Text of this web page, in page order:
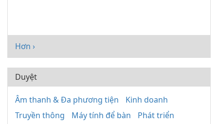
Hơn ›
Duyệt
Âm thanh & Đa phương tiện
Kinh doanh
Truyền thông
Máy tính để bàn Phát triển